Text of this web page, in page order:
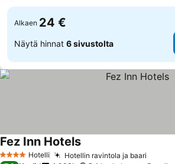
Alkaen 24 €
Näytä hinnat 6 sivustolta
4 Tähtiluokitus
Hotelli Hotellin ravintola ja baari
Fez Inn Hotels